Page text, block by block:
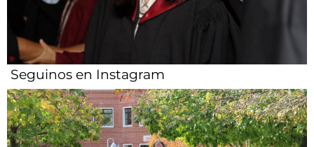
Seguinos en Instagram